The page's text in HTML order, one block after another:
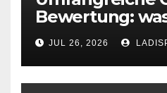
Bewertung:
dieses Casino
JUL 26, 2026